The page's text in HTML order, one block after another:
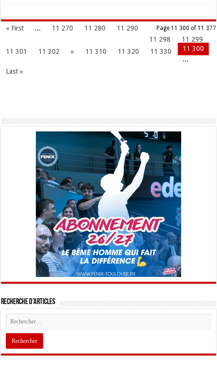
Page 11 300 of 11 377
« First ... 11 270 11 280
11 290
11 298
11 299
11 300
11 301 11 302 » 11 310 11 320
11 330
...
Last »
Recherche d’articles